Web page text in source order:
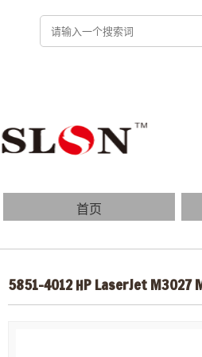
首页
产品列表
常见问题
5851-4012 HP LaserJet